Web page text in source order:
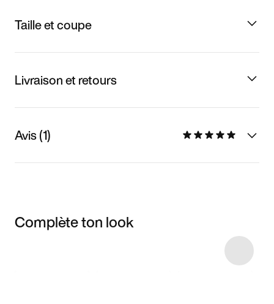
Taille et coupe
Livraison et retours
Avis (1)
Complète ton look